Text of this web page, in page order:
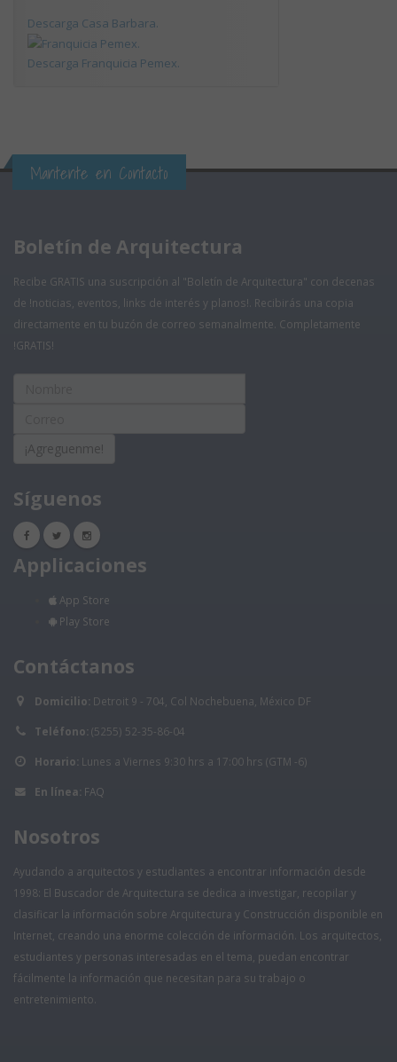
Descarga Casa Barbara.
Descarga Franquicia Pemex.
Mantente en Contacto
Boletín de Arquitectura
Recibe GRATIS una suscripción al "Boletín de Arquitectura" con decenas
de !noticias, eventos, links de interés y planos!. Recibirás una copia
directamente en tu buzón de correo semanalmente. Completamente
!GRATIS!
¡Agreguenme!
Síguenos
Applicaciones
App Store
Play Store
Contáctanos
Domicilio: Detroit 9 - 704, Col Nochebuena, México DF
Teléfono: (5255) 52-35-86-04
Horario: Lunes a Viernes 9:30 hrs a 17:00 hrs (GTM -6)
En línea: FAQ
Nosotros
Ayudando a arquitectos y estudiantes a encontrar información desde
1998: El Buscador de Arquitectura se dedica a investigar, recopilar y
clasificar la información sobre Arquitectura y Construcción disponible en
Internet, creando una enorme colección de información. Los arquitectos,
estudiantes y personas interesadas en el tema, puedan encontrar
fácilmente la información que necesitan para su trabajo o
entretenimiento.